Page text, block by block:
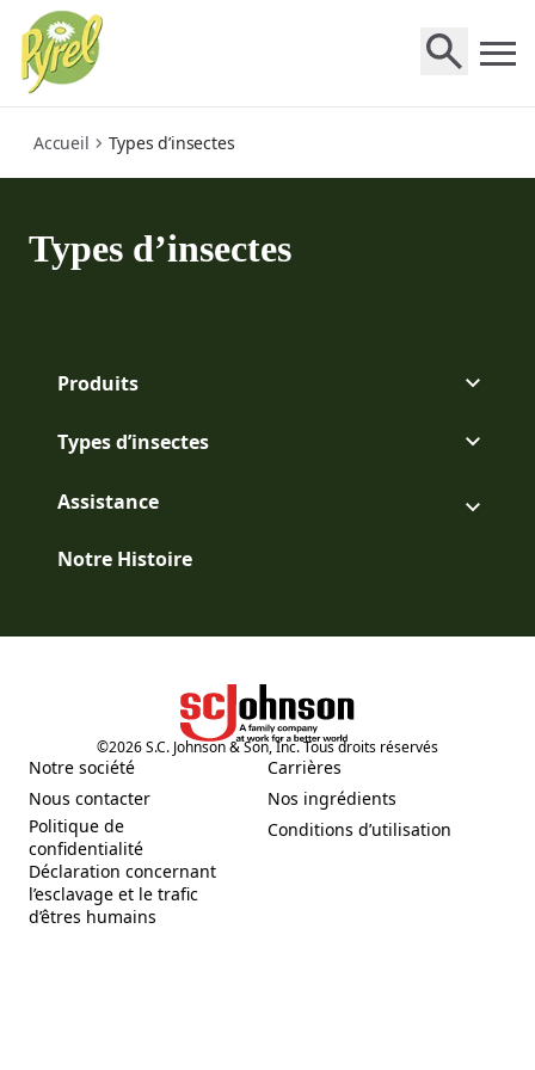
insectes
Accueil Types d’insectes
Types d’insectes
Produits
Types d’insectes
Assistance
Notre Histoire
(Opens in a new tab)
©2026S.C. Johnson & Son, Inc. Tous droits réservés
Notre société
(Opens in a new tab)
Nous contacter
(Opens in a new tab)
Politique de
confidentialité
(Opens in a new tab)
Déclaration concernant
l’esclavage et le trafic
d’êtres humains
(Opens in a new tab)
Carrières
(Opens in a new tab)
Nos ingrédients
(Opens in a new tab)
Conditions d’utilisation
(Opens in a new tab)